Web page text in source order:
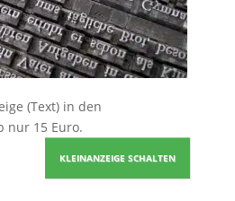
(Text) in den
nur 15 Euro.
KLEINANZEIGE SCHALTEN